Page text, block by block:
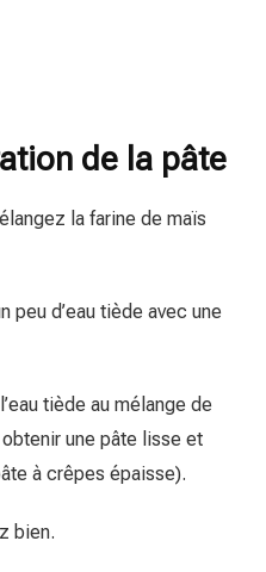
de la pâte
la farine de maïs
peu d’eau tiède avec une
tiède au mélange de
une pâte lisse et
à crêpes épaisse).
bien.